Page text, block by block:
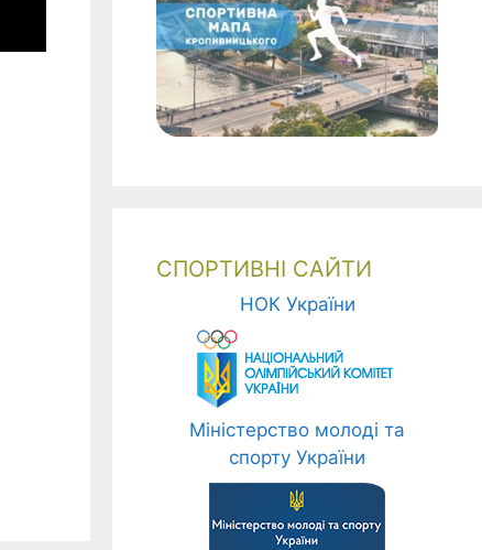
СПОРТИВНІ САЙТИ
НОК України
Міністерство молоді та
спорту України